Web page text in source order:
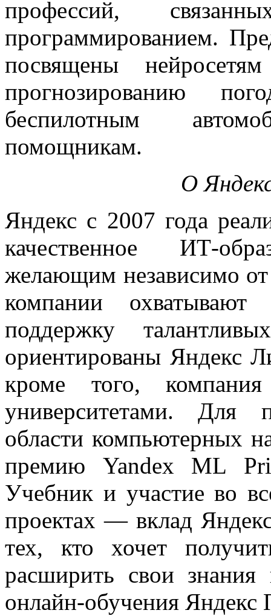
профессий,
программированием.
посвящены
прогнозированию
беспилотным
помощникам.
О
Яндекс с 2007 года
качественное ИТ-
желающим независимо
компании охватывают
поддержку
ориентированы Яндекс
кроме того,
университетами. Для
области компьютерных
премию Yandex ML
Учебник и участие во
проектах — вклад
тех, кто хочет
расширить свои
онлайн-обучения Яндекс